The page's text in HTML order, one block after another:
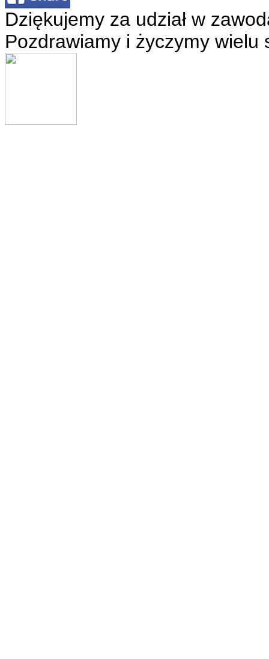
Dziękujemy za udział w
Pozdrawiamy i życzymy wielu